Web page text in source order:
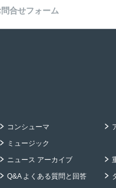
問合せフォーム
コンシューマ
ミュージック
ニュース アーカイブ
Q&A よくある質問と回答